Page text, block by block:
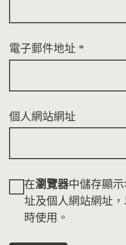
電子郵件地址 *
個人網站網址
在瀏覽器中儲存顯
址及個人網站網址
時使用。